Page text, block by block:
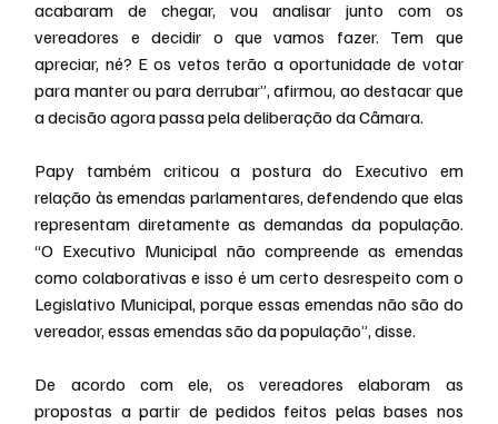
acabaram de chegar, vou analisar junto com os
vereadores e decidir o que vamos fazer. Tem que
apreciar, né? E os vetos terão a oportunidade de votar
para manter ou para derrubar”, afirmou, ao destacar que
a decisão agora passa pela deliberação da Câmara.
Papy também criticou a postura do Executivo em
relação às emendas parlamentares, defendendo que elas
representam diretamente as demandas da população.
“O Executivo Municipal não compreende as emendas
como colaborativas e isso é um certo desrespeito com o
Legislativo Municipal, porque essas emendas não são do
vereador, essas emendas são da população”, disse.
De acordo com ele, os vereadores elaboram as
propostas a partir de pedidos feitos pelas bases nos